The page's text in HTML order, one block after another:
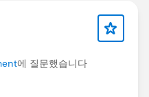
에 질문했습니다